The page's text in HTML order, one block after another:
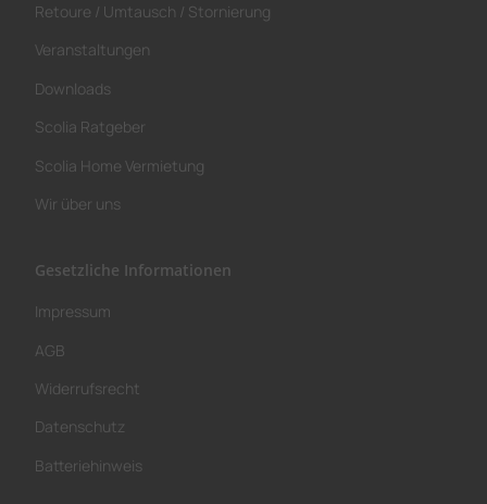
Retoure / Umtausch / Stornierung
Veranstaltungen
Downloads
Scolia Ratgeber
Scolia Home Vermietung
Wir über uns
Gesetzliche Informationen
Impressum
AGB
Widerrufsrecht
Datenschutz
Batteriehinweis